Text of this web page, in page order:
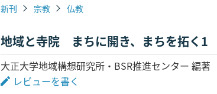
新刊 宗教 仏教
地域と寺院 まちに開き、まちを拓く1
大正大学地域構想研究所・BSR推進センター 編著
レビューを書く